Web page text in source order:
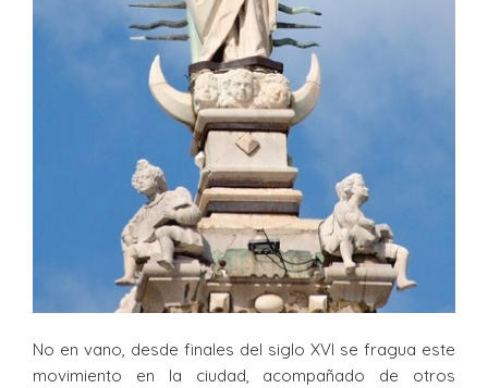
No en vano, desde finales del siglo XVI se fragua este
movimiento en la ciudad, acompañado de otros